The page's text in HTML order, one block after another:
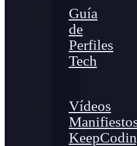
Guía
de
Perfiles
Tech
Vídeos